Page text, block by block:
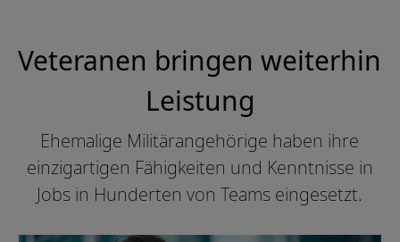
Veteranen bringen weiterhin
Leistung
Ehemalige Militärangehörige haben ihre
einzigartigen Fähigkeiten und Kenntnisse in
Jobs in Hunderten von Teams eingesetzt.